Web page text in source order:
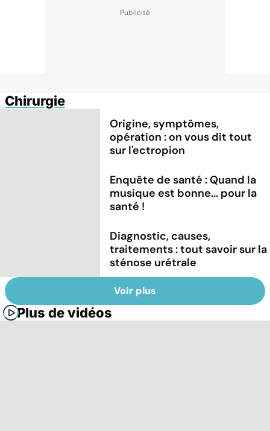
Chirurgie
Origine, symptômes,
opération : on vous dit tout
sur l'ectropion
Enquête de santé : Quand la
musique est bonne... pour la
santé !
Diagnostic, causes,
traitements : tout savoir sur la
sténose urétrale
Voir plus
Plus de vidéos